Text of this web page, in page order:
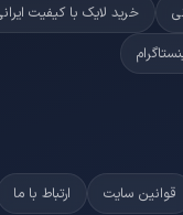
خرید لایک با کیفیت
قوانین سایت ارتباط با ما